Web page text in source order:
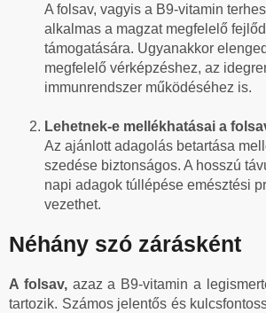
A folsav, vagyis a B9-vitamin
alkalmas a magzat megfelelő
támogatására. Ugyanakkor
megfelelő vérképzéshez, az
immunrendszer működéséhez is.
Lehetnek-e mellékhatásai a
Az ajánlott adagolás betartása
szedése biztonságos. A hosszú
napi adagok túllépése emésztési
vezethet.
Néhány szó zárásként
A folsav,azaz a B9-vitamin a
tartozik. Számos jelentős és